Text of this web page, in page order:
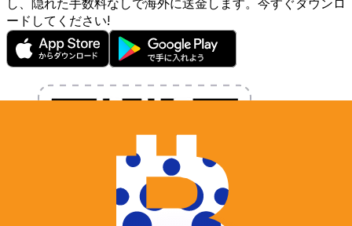
ードしてください!